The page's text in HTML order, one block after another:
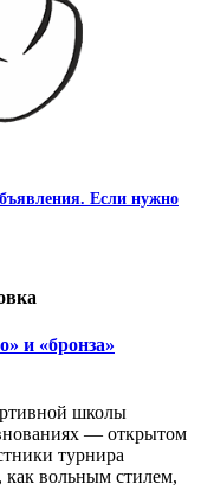
Если нужно
и «бронза»
школы
— открытом
турнира
как вольным стилем,